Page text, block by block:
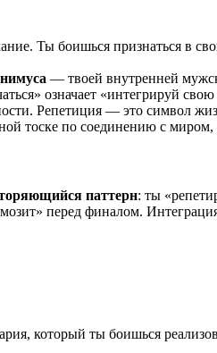
Ты боишься признаться в
— твоей внутренней
означает «интегрируй
Репетиция — это символ
тоске по соединению с миром,
паттерн: ты
перед финалом.
который ты боишься